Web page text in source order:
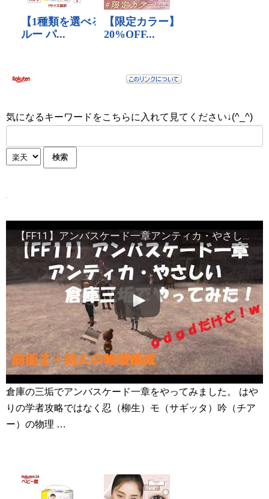
気になるキーワードをこちらに入れて見てください↓(^_^)
【FF11】アンバスケード一章アンティカ・やさしい 倉庫三垢でやってみた！
倉庫の三垢でアンバスケード一章をやってみました。 はや
りの学者攻略ではなく忍（柳生）モ（サギッタ）吟（チア
ー）の物理 …